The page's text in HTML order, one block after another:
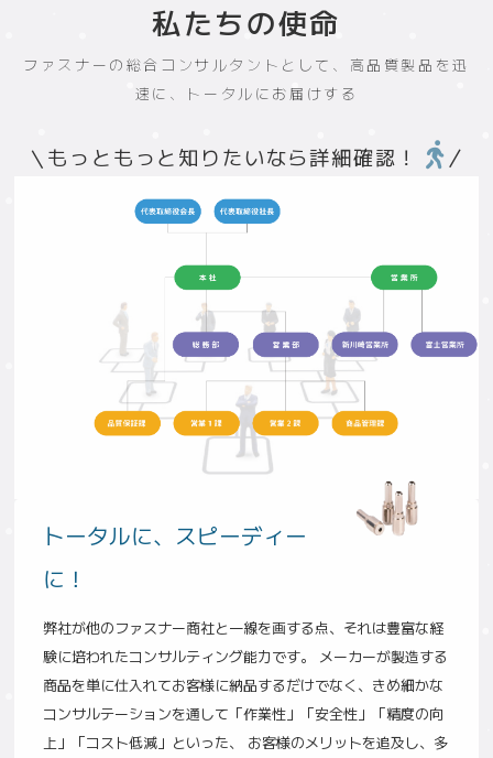
私たちの使命
ファスナーの総合コンサルタントとして、高品質製品を迅
速に、トータルにお届けする
もっともっと知りたいなら詳細確認！
トータルに、スピーディー
に！
弊社が他のファスナー商社と一線を画する点、それは豊富な経
験に培われたコンサルティング能力です。 メーカーが製造する
商品を単に仕入れてお客様に納品するだけでなく、きめ細かな
コンサルテーションを通して「作業性」「安全性」「精度の向
上」「コスト低減」といった、 お客様のメリットを追及し、多